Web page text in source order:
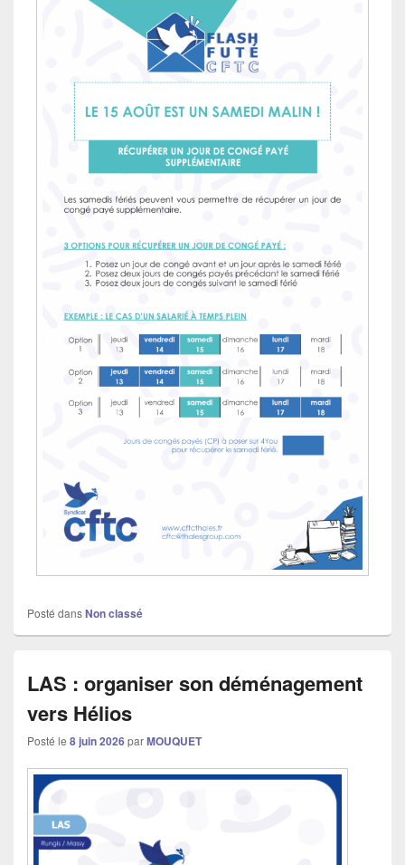
Posté dansNon classé
LAS : organiser son déménagement
vers Hélios
Posté le 8 juin 2026parMOUQUET